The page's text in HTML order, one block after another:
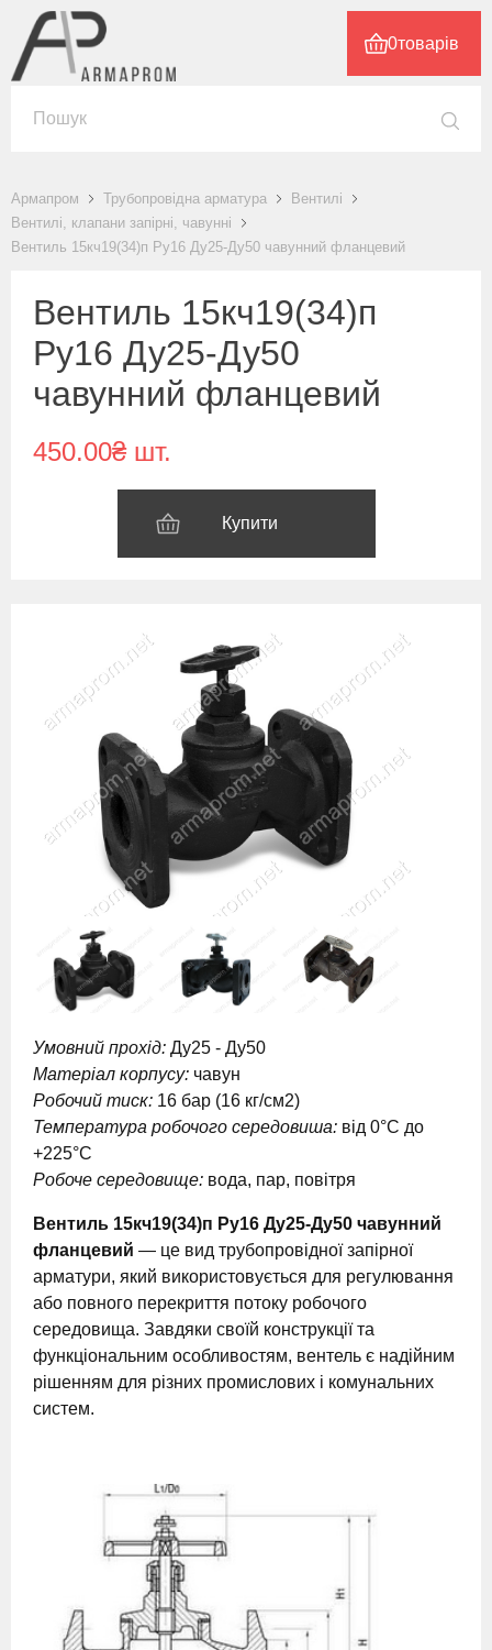
0товарів
Армапром Трубопровідна арматура
Вентилі
Вентилі, клапани запірні, чавунні
Вентиль 15кч19(34)п Ру16 Ду25-Ду50 чавунний фланцевий
Вентиль 15кч19(34)п
Ру16 Ду25-Ду50
чавунний фланцевий
450.00₴ шт.
Купити
Умовний прохід: Ду25 - Ду50
Матеріал корпусу: чавун
Робочий тиск: 16 бар (16 кг/см2)
Температура робочого середовиша: від 0°С до
+225°С
Робоче середовище: вода, пар, повітря
Вентиль 15кч19(34)п Ру16 Ду25-Ду50 чавунний
фланцевий — це вид трубопровідної запірної
арматури, який використовується для регулювання
або повного перекриття потоку робочого
середовища. Завдяки своїй конструкції та
функціональним особливостям, вентель є надійним
рішенням для різних промислових і комунальних
систем.